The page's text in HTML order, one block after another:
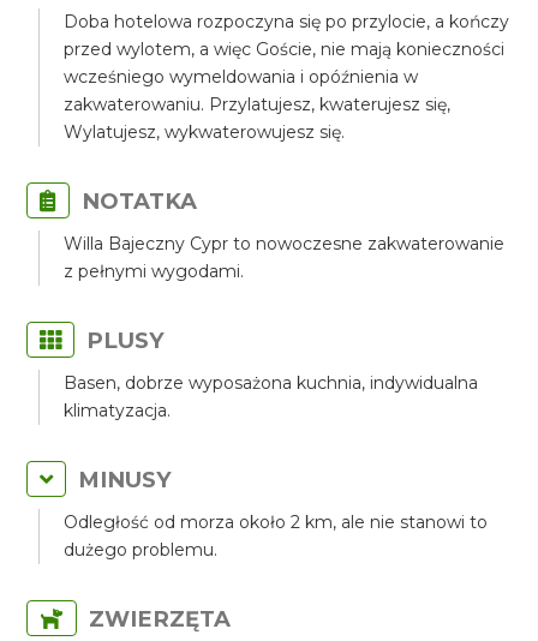
Doba hotelowa rozpoczyna się po przylocie, a kończy
przed wylotem, a więc Goście, nie mają konieczności
wcześniego wymeldowania i opóźnienia w
zakwaterowaniu. Przylatujesz, kwaterujesz się,
Wylatujesz, wykwaterowujesz się.
NOTATKA
Willa Bajeczny Cypr to nowoczesne zakwaterowanie
z pełnymi wygodami.
PLUSY
Basen, dobrze wyposażona kuchnia, indywidualna
klimatyzacja.
MINUSY
Odległość od morza około 2 km, ale nie stanowi to
dużego problemu.
ZWIERZĘTA